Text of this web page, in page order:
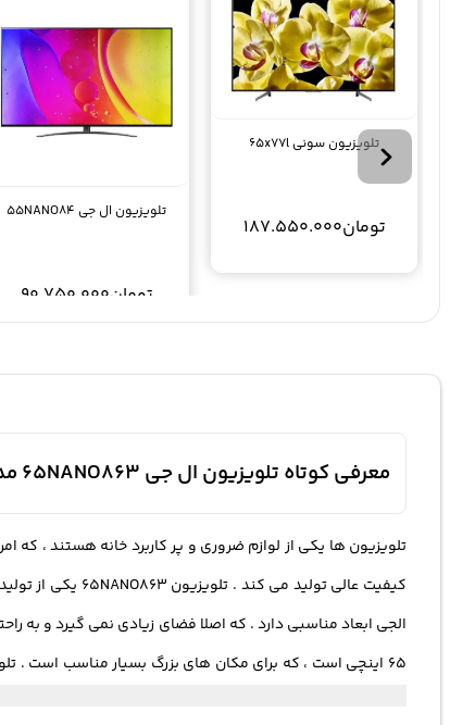
تلویزیون سونی 65x77l
تومان187.550.000
تلویزیون ال جی 55NANO84
تومان90.750.000
معرفی کوتاه تلویزیون ال جی 65NANO863 مدل 65 اینچ نانوسل
65 اینچی است ، که برای مکان های بزرگ بسیار مناسب است .